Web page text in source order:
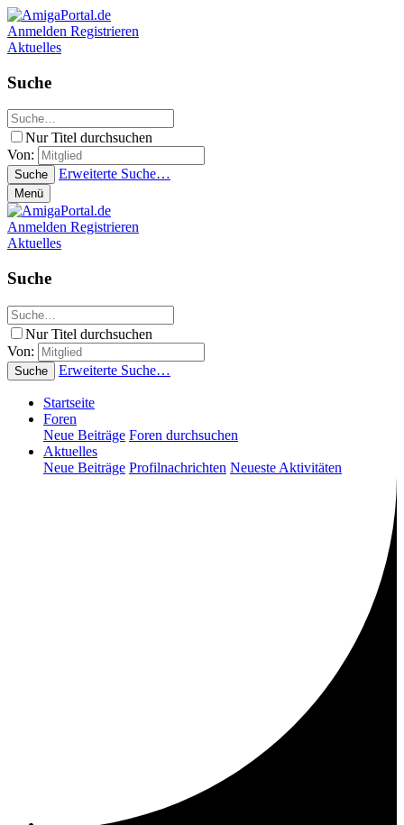
Anmelden Registrieren
Aktuelles
Suche
Nur Titel durchsuchen
Von:
Suche Erweiterte Suche…
Menü
Anmelden Registrieren
Aktuelles
Suche
Nur Titel durchsuchen
Von:
Suche Erweiterte Suche…
Startseite
Foren
Neue Beiträge Foren durchsuchen
Aktuelles
Neue Beiträge Profilnachrichten Neueste Aktivitäten